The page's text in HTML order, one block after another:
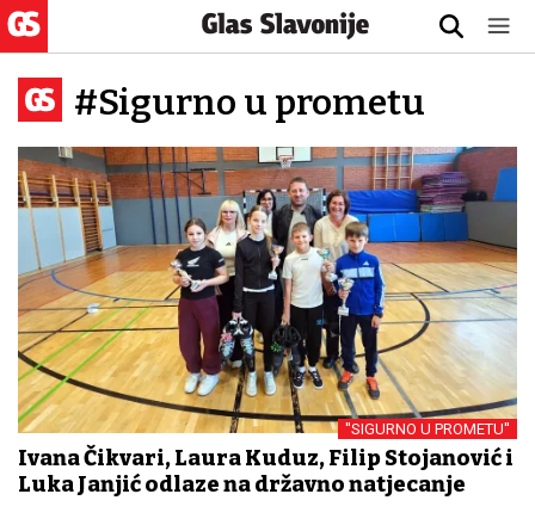
#Sigurno u prometu
''SIGURNO U PROMETU''
Ivana Čikvari, Laura Kuduz, Filip Stojanović i
Luka Janjić odlaze na državno natjecanje